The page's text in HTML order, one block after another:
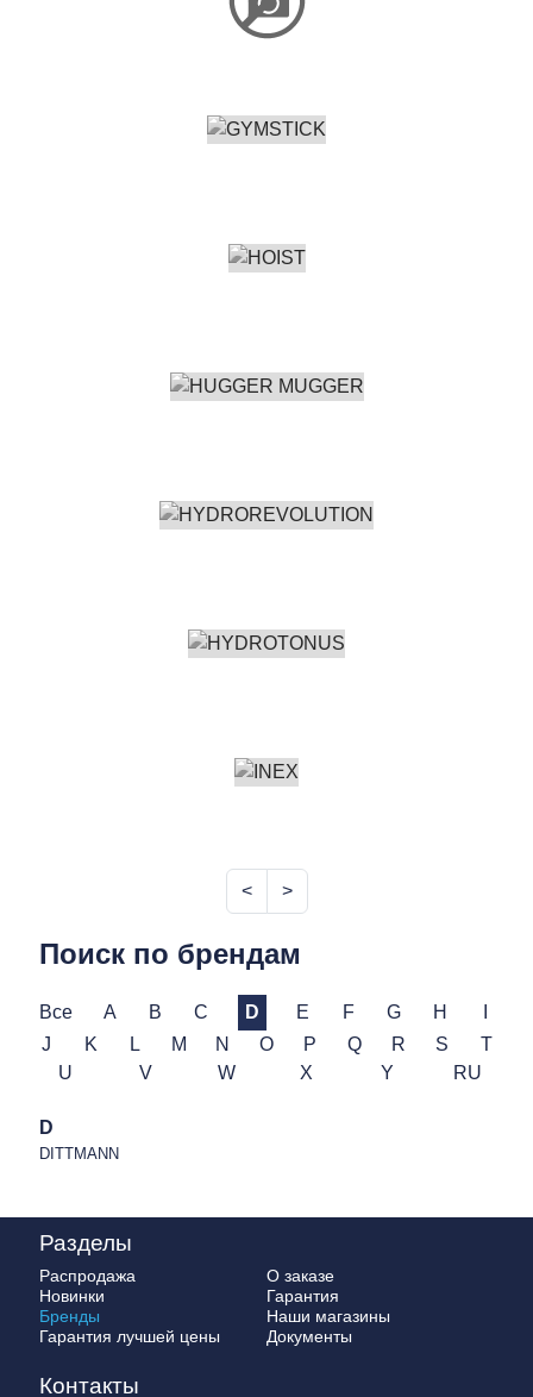
< >
Поиск по брендам
Все A B C D E F G H
J
K L M N O P Q R S
T
U
V W X Y RU
D
DITTMANN
Разделы
Распродажа
Новинки
Бренды
Гарантия лучшей цены
О заказе
Гарантия
Наши магазины
Документы
Контакты